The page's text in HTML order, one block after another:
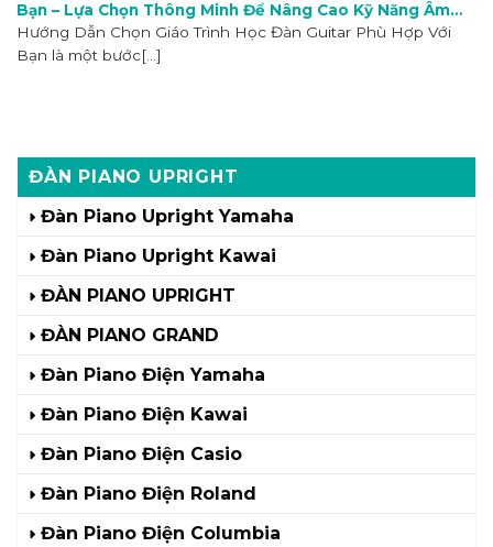
ĐÀN PIANO UPRIGHT
Đàn Piano Upright Yamaha
Đàn Piano Upright Kawai
ĐÀN PIANO UPRIGHT
ĐÀN PIANO GRAND
Đàn Piano Điện Yamaha
Đàn Piano Điện Kawai
Đàn Piano Điện Casio
Đàn Piano Điện Roland
Đàn Piano Điện Columbia
Bạn – Lựa Chọn Thông Minh Để Nâng Cao Kỹ Năng Âm
Nhạc
Hướng Dẫn Chọn Giáo Trình Học Đàn Guitar Phù Hợp Với
Bạn là một bước[...]